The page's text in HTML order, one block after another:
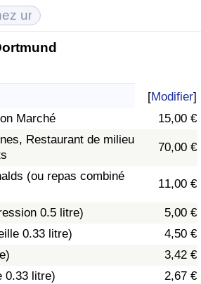
[Modifier]
Marché
15,00 €
Restaurant de milieu
70,00 €
(ou repas combiné
11,00 €
0.5 litre)
5,00 €
0.33 litre)
4,50 €
3,42 €
0.33 litre)
2,67 €
Vie
par payspar Pays
Vie (Actuel)
par pays
(Actuel)